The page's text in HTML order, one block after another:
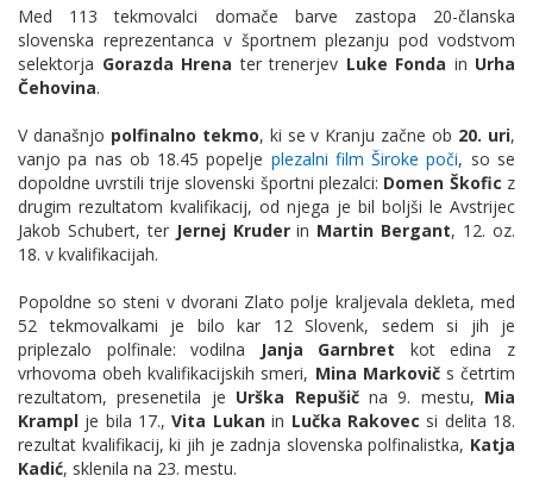
Med 113 tekmovalci domače barve zastopa 20-članska
slovenska reprezentanca v športnem plezanjupod vodstvom
selektorja Gorazda Hrena ter trenerjev Luke Fonda in Urha
Čehovina.
V današnjo polfinalno tekmo, ki se v Kranju začne ob 20. uri,
vanjo pa nas ob 18.45 popelje plezalni film Široke poči, so se
dopoldne uvrstili trije slovenski športni plezalci: Domen Škofic z
drugim rezultatom kvalifikacij, od njega je bil boljši le Avstrijec
Jakob Schubert, ter Jernej Kruderin Martin Bergant, 12. oz.
18. v kvalifikacijah.
Popoldne so steni v dvorani Zlato polje kraljevala dekleta, med
52 tekmovalkami je bilo kar 12 Slovenk, sedem si jih je
priplezalo polfinale: vodilna
Janja Garnbret kot edina z
vrhovoma obeh kvalifikacijskih smeri, Mina Markovičs četrtim
rezultatom, presenetila je Urška Repušična 9. mestu, Mia
Krampl je bila 17.,Vita Lukanin Lučka Rakovec si delita 18.
rezultat kvalifikacij, ki jih je zadnja slovenska polfinalistka, Katja
Kadić, sklenila na 23. mestu.